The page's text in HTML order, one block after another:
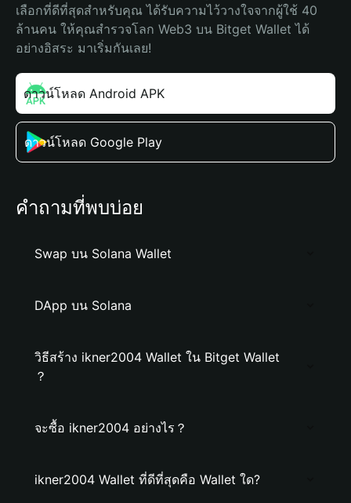
เลือกที่ดีที่สุดสำหรับคุณ ได้รับความไว้วางใจจากผู้ใช้ 40
ล้านคน ให้คุณสำรวจโลก Web3 บน Bitget Wallet ได้
อย่างอิสระ มาเริ่มกันเลย!
ดาวน์โหลด Android APK
ดาวน์โหลด Google Play
คำถามที่พบบ่อย
Swap บน Solana Wallet
DApp บน Solana
วิธีสร้าง ikner2004 Wallet ใน Bitget Wallet
？
จะซื้อ ikner2004 อย่างไร？
ikner2004 Wallet ที่ดีที่สุดคือ Wallet ใด?